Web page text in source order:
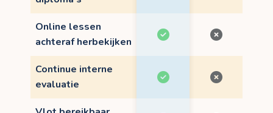
Online lessen
achteraf herbekijken
Continue interne
evaluatie